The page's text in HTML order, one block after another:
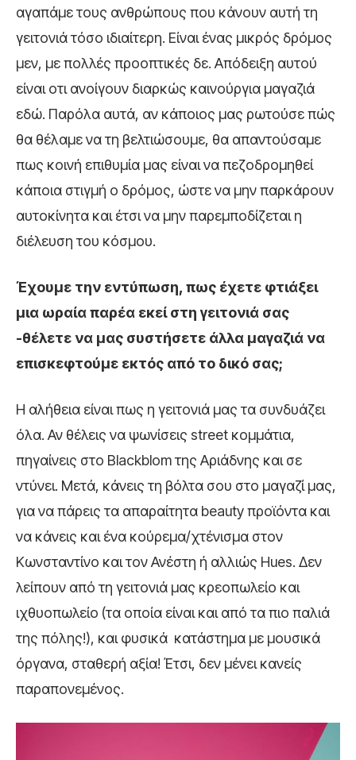
αγαπάμε τους ανθρώπους που κάνουν αυτή τη
γειτονιά τόσο ιδιαίτερη. Είναι ένας μικρός δρόμος
μεν, με πολλές προοπτικές δε. Απόδειξη αυτού
είναι οτι ανοίγουν διαρκώς καινούργια μαγαζιά
εδώ. Παρόλα αυτά, αν κάποιος μας ρωτούσε πώς
θα θέλαμε να τη βελτιώσουμε, θα απαντούσαμε
πως κοινή επιθυμία μας είναι να πεζοδρομηθεί
κάποια στιγμή ο δρόμος, ώστε να μην παρκάρουν
αυτοκίνητα και έτσι να μην παρεμποδίζεται η
διέλευση του κόσμου.
Έχουμε την εντύπωση, πως έχετε φτιάξει
μια ωραία παρέα εκεί στη γειτονιά σας
-θέλετε να μας συστήσετε άλλα μαγαζιά να
επισκεφτούμε εκτός από το δικό σας;
Η αλήθεια είναι πως η γειτονιά μας τα συνδυάζει
όλα. Αν θέλεις να ψωνίσεις street κομμάτια,
πηγαίνεις στο Blackblom της Αριάδνης και σε
ντύνει. Μετά, κάνεις τη βόλτα σου στο μαγαζί μας,
για να πάρεις τα απαραίτητα beauty προϊόντα και
να κάνεις και ένα κούρεμα/χτένισμα στον
Κωνσταντίνο και τον Ανέστη ή αλλιώς Hues. Δεν
λείπουν από τη γειτονιά μας κρεοπωλείο και
ιχθυοπωλείο (τα οποία είναι και από τα πιο παλιά
της πόλης!), και φυσικά κατάστημα με μουσικά
όργανα, σταθερή αξία! Έτσι, δεν μένει κανείς
παραπονεμένος.